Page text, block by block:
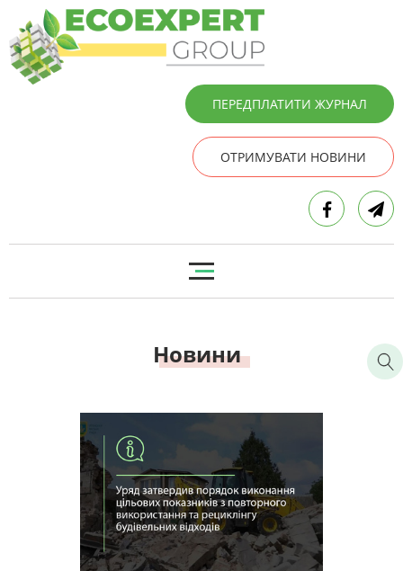
ПЕРЕДПЛАТИТИ ЖУРНАЛ
ОТРИМУВАТИ НОВИНИ
Новини